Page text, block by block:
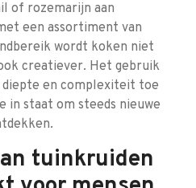
of rozemarijn aan
een assortiment van
wordt koken niet
creatiever. Het gebruik
en complexiteit toe
in staat om steeds nieuwe
tuinkruiden